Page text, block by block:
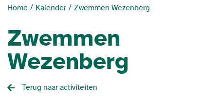
Home Kalender Zwemmen Wezenberg
Zwemmen
Wezenberg
Terug naar activiteiten